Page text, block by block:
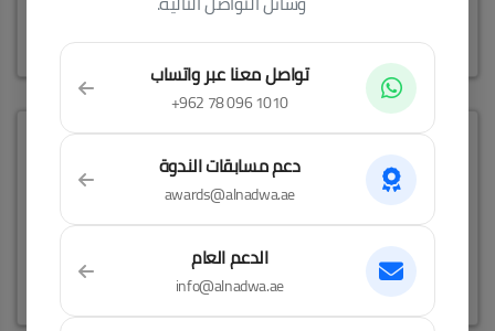
المصدر - صحيفة البيان إقراء المزيد
حفل توقيع كتاب «سلطان صقر 50 عاماً مع
الرياضة الإماراتية»
04/07/2026
المصدر - صحيفة الخليج إقراء المزيد
تواصل معنا عبر واتساب
+962 78 096 1010
دعم مسابقات الندوة
awards@alnadwa.ae
الدعم العام
info@alnadwa.ae